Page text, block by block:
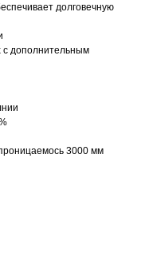
долговечную
с дополнительным
3000 мм